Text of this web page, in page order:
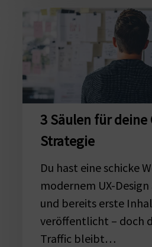
3
für
deine
Content-
Strategie
3 Säulen für
Strategie
Du hast eine schicke
modernem UX-
und bereits erste
veröffentlicht – doch
Traffic bleibt…